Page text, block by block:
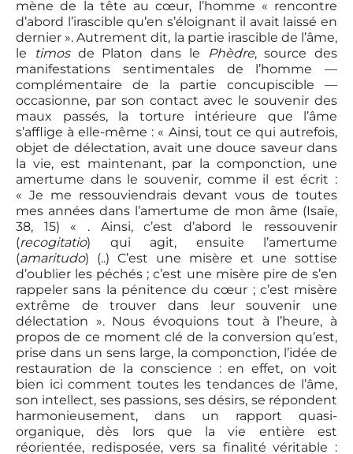
mène de la tête au cœur, l’homme « rencontre
d’abord l’irascible qu’en s’éloignant il avait laissé en
dernier ». Autrement dit, la partie irascible de l’âme,
le
timosde Platon dans le Phèdre, source des
manifestations sentimentales de l’homme —
complémentaire de la partie concupiscible —
occasionne, par son contact avec le souvenir des
maux passés, la torture intérieure que l’âme
s’afflige à elle-même : « Ainsi, tout ce qui autrefois,
objet de délectation, avait une douce saveur dans
la vie, est maintenant, par la componction, une
amertume dans le souvenir, comme il est écrit :
« Je me ressouviendrais devant vous de toutes
mes années dans l’amertume de mon âme (Isaïe,
38, 15) « . Ainsi, c’est d’abord le ressouvenir
(recogitatio) qui agit, ensuite l’amertume
(amaritudo) (..) C’est une misère et une sottise
d’oublier les péchés ; c’est une misère pire de s’en
rappeler sans la pénitence du cœur ; c’est misère
extrême de trouver dans leur souvenir une
délectation ». Nous évoquions tout à l’heure, à
propos de ce moment clé de la conversion qu’est,
prise dans un sens large, la componction, l’idée de
restauration de la conscience : en effet, on voit
bien ici comment toutes les tendances de l’âme,
son intellect, ses passions, ses désirs, se répondent
harmonieusement, dans un rapport quasi-
organique, dès lors que la vie entière est
réorientée, redisposée, vers sa finalité véritable :